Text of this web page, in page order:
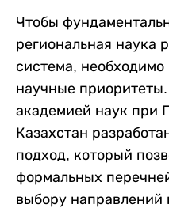
Чтобы
региональная наука
система,
научные
академией наук при
Казахстан
подход, который
формальных
выбору направлений